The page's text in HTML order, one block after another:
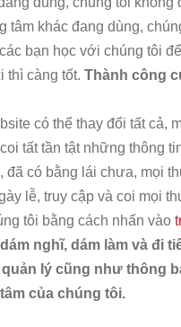
tâm khác đang dùng,
bạn học với chúng tôi
thì càng tốt.Thành công
có thể thay đổi tất cả,
tất tần tật những thông
đã có bằng lái chưa, mọi
lễ, truy cập và coi mọi
tôi bằng cách nhấn vào
nghĩ, dám làm và đi
lý cũng như thông
của chúng tôi.